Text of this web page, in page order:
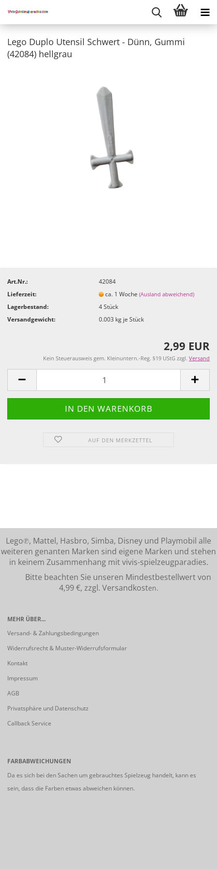
Lego Duplo Utensil Schwert - Dünn, Gummi
(42084) hellgrau
Art.Nr.:
42084
Lieferzeit:
ca. 1 Woche(Ausland abweichend)
Lagerbestand: 4Stück
Versandgewicht:
0.003 kg je Stück
2,99 EUR
Kein Steuerausweis gem. Kleinuntern.-Reg. §19 UStG zzgl. Versand
AUF DEN MERKZETTEL
Lego℗, Mattel, Hasbro, Simba, Disney und Playmobil alle
weiteren genanten Marken sind eigene Marken und stehen
in keinem Zusammenhang mit vivis-spielzeugparadies.
Bitte beachten Sie unseren Mindestbestellwert von
4,99 €, zzgl. Versandkosten.
MEHR ÜBER...
Versand- & Zahlungsbedingungen
Widerrufsrecht & Muster-Widerrufsformular
Kontakt
Impressum
AGB
Privatsphäre und Datenschutz
Callback Service
FARBABWEICHUNGEN
Da es sich bei den Sachen um gebrauchtes Spielzeug handelt, kann es
sein, dass die Farben etwas abweichen können.